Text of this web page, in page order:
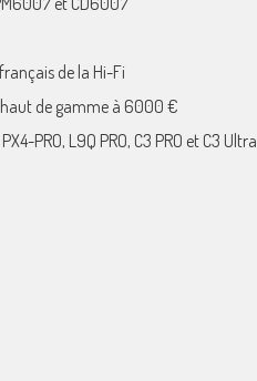
de la Hi-Fi
haut de gamme à 6000 €
PRO, L9Q PRO, C3 PRO et C3 Ultra